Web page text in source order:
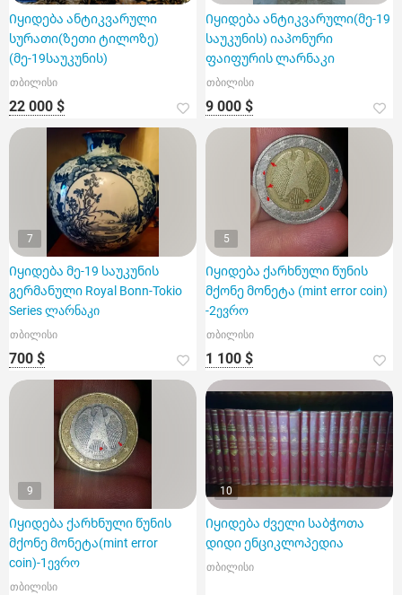
Იყიდება ანტიკვარული
სურათი(ზეთი ტილოზე)
(მე-19საუკუნის)
თბილისი
22 000 $
Იყიდება ანტიკვარული(მე-19
საუკუნის) იაპონური
ფაიფურის ლარნაკი
თბილისი
9 000 $
7
Იყიდება მე-19 საუკუნის
გერმანული Royal Bonn-Tokio
Series ლარნაკი
თბილისი
700 $
5
Იყიდება ქარხნული წუნის
მქონე მონეტა (mint error coin)
-2ევრო
თბილისი
1 100 $
9
Იყიდება ქარხნული წუნის
მქონე მონეტა(mint error
coin)-1ევრო
თბილისი
10
Იყიდება ძველი საბჭოთა
დიდი ენციკლოპედია
თბილისი